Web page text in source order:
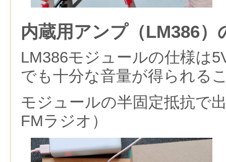
内蔵用アンプ（LM386）
LM386モジュールの仕様は
でも十分な音量が得られる
モジュールの半固定抵抗で
FMラジオ）